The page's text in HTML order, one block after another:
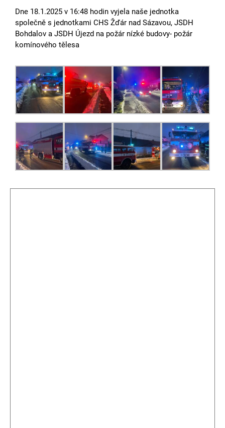
Dne 18.1.2025 v 16:48 hodin vyjela naše jednotka
společně s jednotkami CHS Žďár nad Sázavou, JSDH
Bohdalov a JSDH Újezd na požár nízké budovy- požár
komínového tělesa